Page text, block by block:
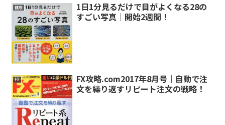
健康
1日1分見るだけで目がよくなる28の
すごい写真｜開始2週間！
FX
FX攻略.com2017年8月号｜自動で注
文を繰り返すリピート注文の戦略！